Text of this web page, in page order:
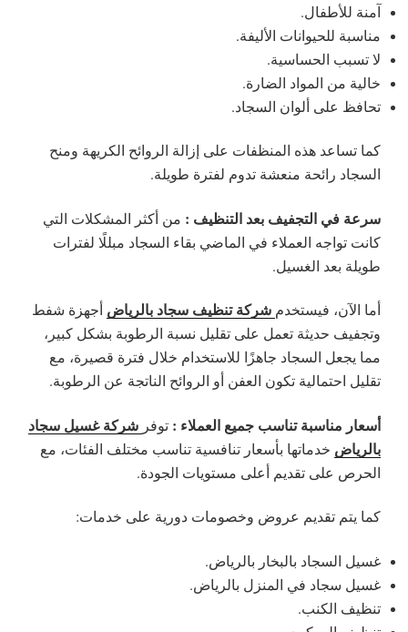
آمنة للأطفال.
مناسبة للحيوانات الأليفة.
لا تسبب الحساسية.
خالية من المواد الضارة.
تحافظ على ألوان السجاد.
كما تساعد هذه المنظفات على إزالة الروائح الكريهة ومنح
السجاد رائحة منعشة تدوم لفترة طويلة.
سرعة في التجفيف بعد التنظيف : من أكثر المشكلات التي
كانت تواجه العملاء في الماضي بقاء السجاد مبللًا لفترات
طويلة بعد الغسيل.
أما الآن، فيستخدم شركة تنظيف سجاد بالرياض أجهزة شفط
وتجفيف حديثة تعمل على تقليل نسبة الرطوبة بشكل كبير،
مما يجعل السجاد جاهزًا للاستخدام خلال فترة قصيرة، مع
تقليل احتمالية تكون العفن أو الروائح الناتجة عن الرطوبة.
أسعار مناسبة تناسب جميع العملاء : توفر شركة غسيل سجاد
بالرياض خدماتها بأسعار تنافسية تناسب مختلف الفئات، مع
الحرص على تقديم أعلى مستويات الجودة.
كما يتم تقديم عروض وخصومات دورية على خدمات:
غسيل السجاد بالبخار بالرياض.
غسيل سجاد في المنزل بالرياض.
تنظيف الكنب.